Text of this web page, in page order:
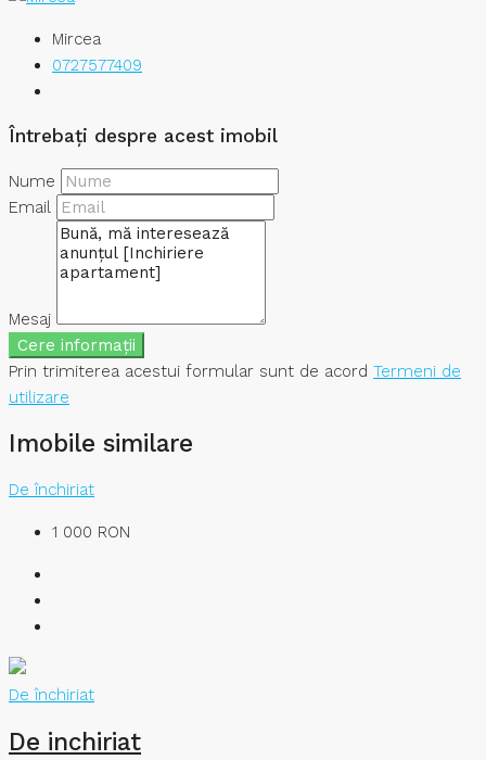
Mircea
0727577409
Întrebați despre acest imobil
Nume
Email
Mesaj
Cere informații
Prin trimiterea acestui formular sunt de acord Termeni de
utilizare
Imobile similare
De închiriat
1 000 RON
De închiriat
De inchiriat